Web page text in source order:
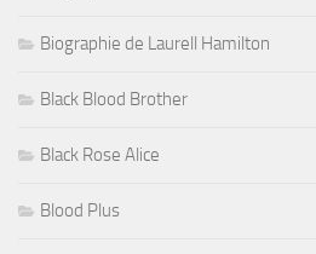
Biographie de Laurell Hamilton
Black Blood Brother
Black Rose Alice
Blood Plus